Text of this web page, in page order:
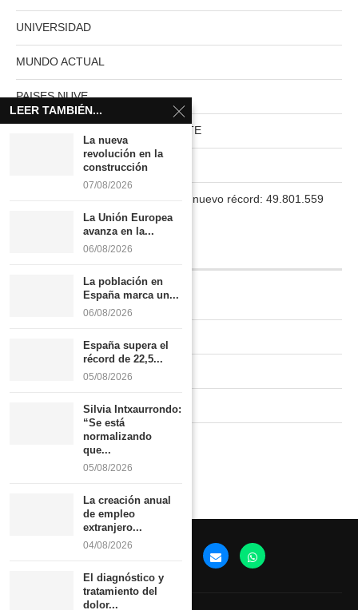
UNIVERSIDAD
MUNDO ACTUAL
PAISES NUVE
HABITAT RURAL AUTOSUFICIENTE
La población en España marca un nuevo récord: 49.801.559
INFORMACIÓN
Quiénes somos
Publicidad tarifas
Política de privacidad
LEER TAMBIÉN...
La nueva
revolución en la
construcción
07/08/2026
La Unión Europea
avanza en la...
06/08/2026
La población en
España marca un...
06/08/2026
España supera el
récord de 22,5...
05/08/2026
Silvia Intxaurrondo:
“Se está
normalizando
que...
05/08/2026
La creación anual
de empleo
extranjero...
04/08/2026
El diagnóstico y
tratamiento del
dolor...